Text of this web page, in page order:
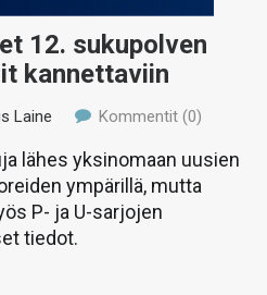
12. sukupolven
kannettaviin
Laine Kommentit (0)
lähes yksinomaan uusien
ympärillä, mutta
P- ja U-sarjojen
tiedot.